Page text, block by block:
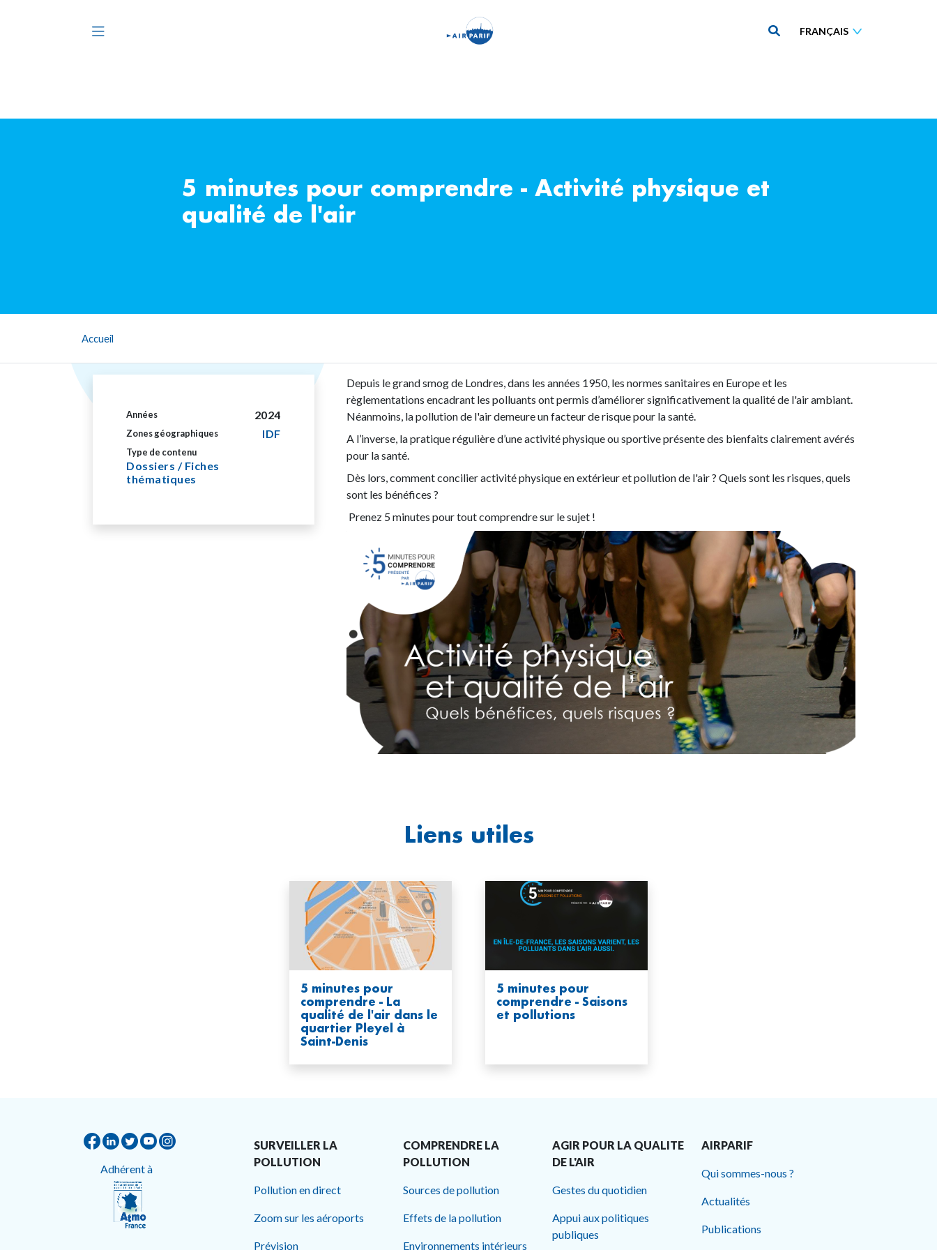
au
contenu
5 minutes pour comprendre - Activité physique et
qualité de l'air
Accueil
Depuis le grand smog de Londres, dans les années 1950, les normes sanitaires en Europe et les
règlementations encadrant les polluants ont permis d’améliorer significativement la qualité de l'air ambiant.
Néanmoins, la pollution de l'air demeure un facteur de risque pour la santé.
A l’inverse, la pratique régulière d’une activité physique ou sportive présente des bienfaits clairement avérés
pour la santé.
Dès lors, comment concilier activité physique en extérieur et pollution de l'air ? Quels sont les risques, quels
sont les bénéfices ?
Prenez 5 minutes pour tout comprendre sur le sujet !
Années 2024
Zones géographiques IDF
Type de contenu
Dossiers / Fiches
thématiques
Liens utiles
5 minutes pour
comprendre - La
qualité de l'air dans le
quartier Pleyel à
Saint-Denis
5 minutes pour
comprendre - Saisons
et pollutions
Adhérent à
SURVEILLER LA
POLLUTION
Pollution en direct
Zoom sur les aéroports
Prévision
COMPRENDRE LA
POLLUTION
Sources de pollution
Effets de la pollution
Environnements intérieurs
AGIR POUR LA QUALITE
DE L'AIR
Gestes du quotidien
Appui aux politiques
publiques
AIRPARIF
Qui sommes-nous ?
Actualités
Publications